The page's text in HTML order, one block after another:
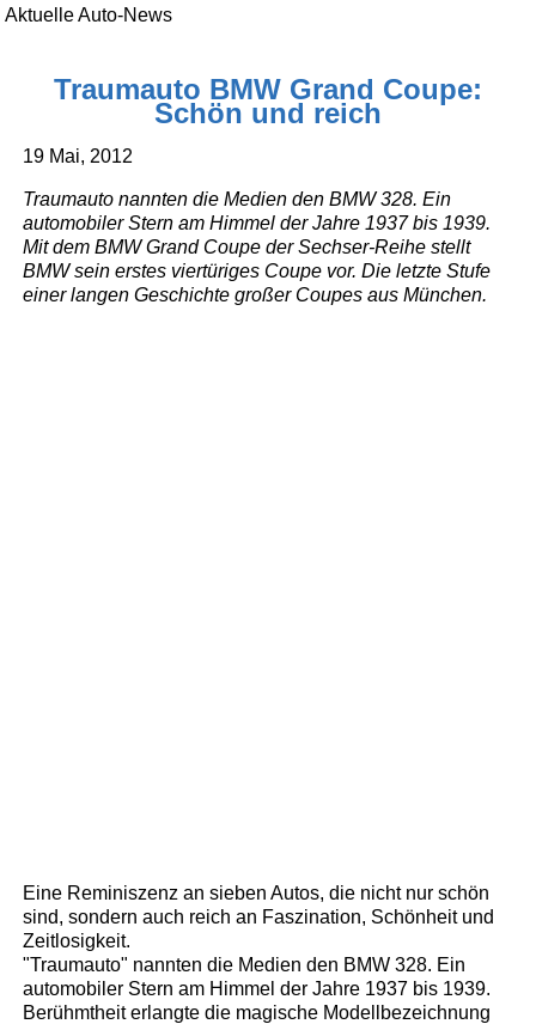
Aktuelle Auto-News
Traumauto BMW Grand Coupe:
Schön und reich
19 Mai, 2012
Traumauto nannten die Medien den BMW 328. Ein
automobiler Stern am Himmel der Jahre 1937 bis 1939.
Mit dem BMW Grand Coupe der Sechser-Reihe stellt
BMW sein erstes viertüriges Coupe vor. Die letzte Stufe
einer langen Geschichte großer Coupes aus München.
Eine Reminiszenz an sieben Autos, die nicht nur schön
sind, sondern auch reich an Faszination, Schönheit und
Zeitlosigkeit.
"Traumauto" nannten die Medien den BMW 328. Ein
automobiler Stern am Himmel der Jahre 1937 bis 1939.
Berühmtheit erlangte die magische Modellbezeichnung